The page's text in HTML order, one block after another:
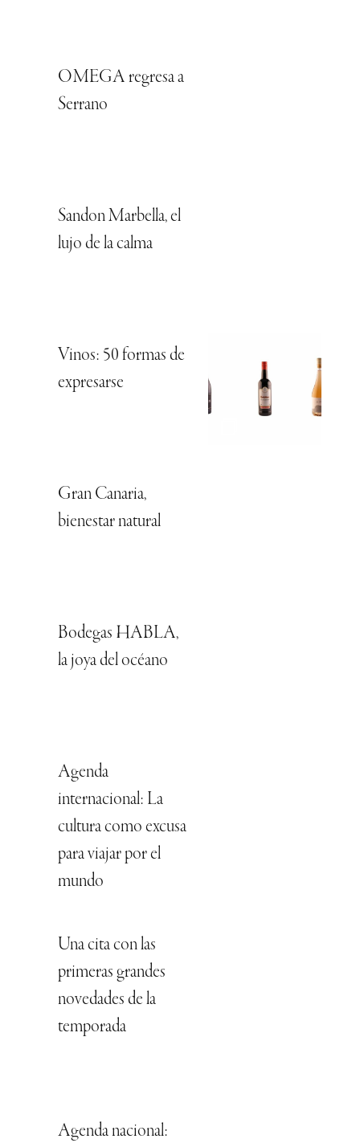
OMEGA regresa a
Serrano
Sandon Marbella, el
lujo de la calma
Vinos: 50 formas de
expresarse
Gran Canaria,
bienestar natural
Bodegas HABLA,
la joya del océano
Agenda
internacional: La
cultura como excusa
para viajar por el
mundo
Una cita con las
primeras grandes
novedades de la
temporada
Agenda nacional: